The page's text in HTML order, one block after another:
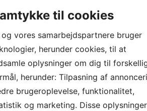
til cookies
vores samarbejdspartnere bruger
herunder cookies, til at
oplysninger om dig til
herunder: Tilpasning af
brugeroplevelse, funktionalitet,
og marketing. Disse oplysninger